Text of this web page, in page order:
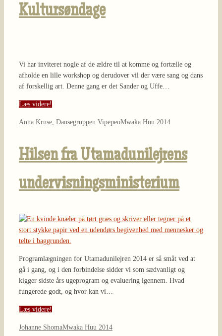
Kultursøndage
Vi har inviteret nogle af de ældre til at komme og fortælle og
afholde en lille workshop og derudover vil der være sang og dans
af forskellig art. Denne gang er det Sander og Uffe…
Læs videre!
Anna Kruse, Dansegruppen VipepeoMwaka Huu 2014
Hilsen fra Utamadunilejrens
undervisningsministerium
Programlægningen for Utamadunilejren 2014 er så småt ved at
gå i gang, og i den forbindelse sidder vi som sædvanligt og
kigger sidste års ugeprogram og evaluering igennem. Hvad
fungerede godt, og hvor kan vi…
Læs videre!
Johanne ShomaMwaka Huu 2014